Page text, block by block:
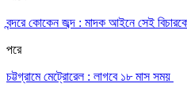
বন্দরে কোকেন জব্দ : মাদক আইনে সেই
পরে
চট্টগ্রামে মেট্রোরেল : লাগবে ১৮ মাস সময়